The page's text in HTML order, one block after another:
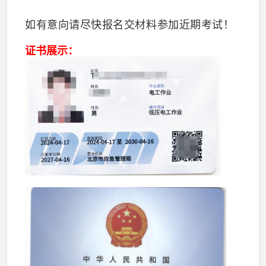
如 有意向请尽快报名交材料参加近期考试！
证书展示：